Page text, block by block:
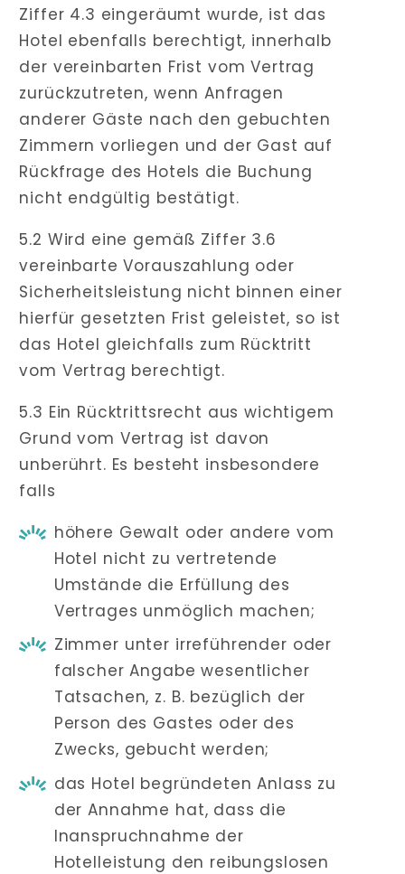
Ziffer 4.3 eingeräumt wurde, ist das
Hotel ebenfalls berechtigt, innerhalb
der vereinbarten Frist vom Vertrag
zurückzutreten, wenn Anfragen
anderer Gäste nach den gebuchten
Zimmern vorliegen und der Gast auf
Rückfrage des Hotels die Buchung
nicht endgültig bestätigt.
5.2 Wird eine gemäß Ziffer 3.6
vereinbarte Vorauszahlung oder
Sicherheitsleistung nicht binnen einer
hierfür gesetzten Frist geleistet, so ist
das Hotel gleichfalls zum Rücktritt
vom Vertrag berechtigt.
5.3 Ein Rücktrittsrecht aus wichtigem
Grund vom Vertrag ist davon
unberührt. Es besteht insbesondere
falls
höhere Gewalt oder andere vom
Hotel nicht zu vertretende
Umstände die Erfüllung des
Vertrages unmöglich machen;
Zimmer unter irreführender oder
falscher Angabe wesentlicher
Tatsachen, z. B. bezüglich der
Person des Gastes oder des
Zwecks, gebucht werden;
das Hotel begründeten Anlass zu
der Annahme hat, dass die
Inanspruchnahme der
Hotelleistung den reibungslosen